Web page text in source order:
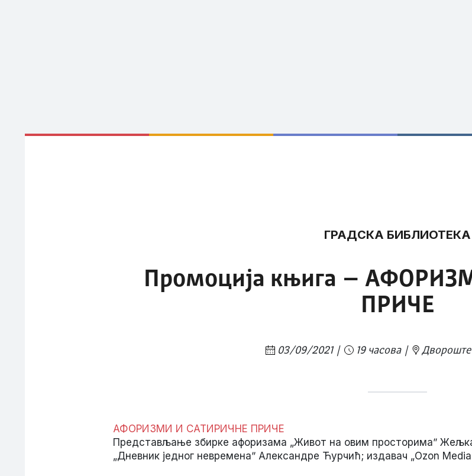
ГРАДСКА БИБЛИОТЕКА
Промоција књига –
ПРИЧЕ
03/09/2021 19 часова Двороште
АФОРИЗМИ И САТИРИЧНЕ ПРИЧЕ
Представљање збирке афоризама „Живот на овим просторимаˮ
„Дневник једног невременаˮ Александре Ћурчић; издавач „Ozon